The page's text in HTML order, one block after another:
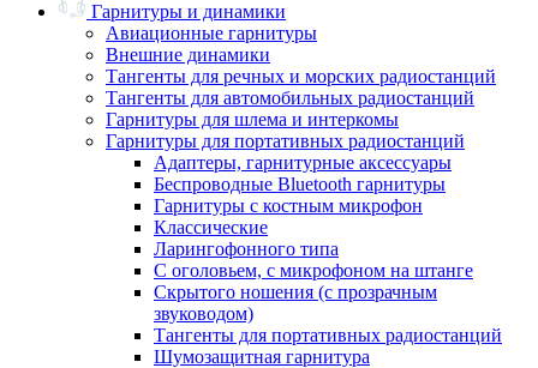
Гарнитуры и динамики
Авиационные гарнитуры
Внешние динамики
Тангенты для речных и морских радиостанций
Тангенты для автомобильных радиостанций
Гарнитуры для шлема и интеркомы
Гарнитуры для портативных радиостанций
Адаптеры, гарнитурные аксессуары
Беспроводные Bluetooth гарнитуры
Гарнитуры с костным микрофон
Классические
Ларингофонного типа
С оголовьем, с микрофоном на штанге
Скрытого ношения (с прозрачным
звуководом)
Тангенты для портативных радиостанций
Шумозащитная гарнитура